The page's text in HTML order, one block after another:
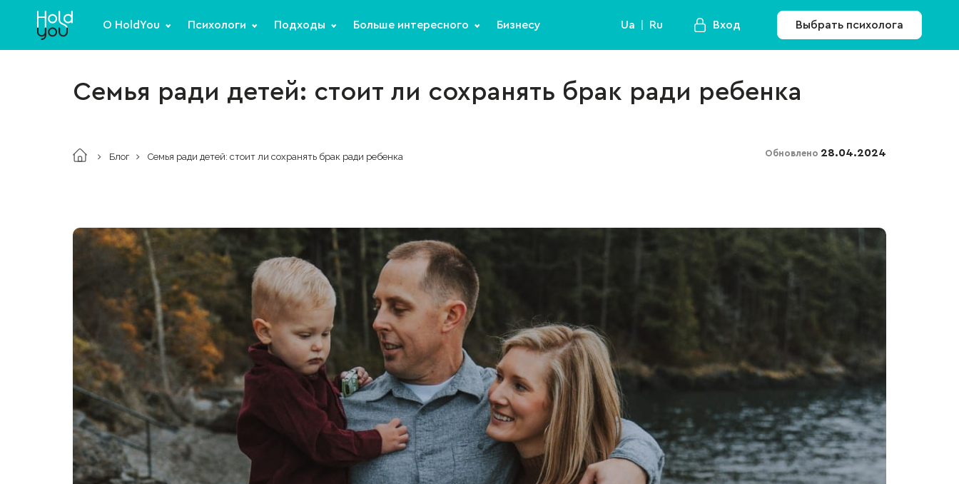
О HoldYou Психологи Подходы Больше интересного Бизнесу Ua Ru Вход Выбрать психолога
Семья ради детей: стоит ли сохранять брак ради ребенка
Блог Семья ради детей: стоит ли сохранять брак ради ребенка Обновлено 28.04.2024